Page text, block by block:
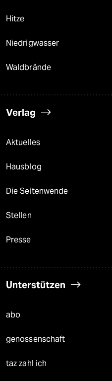
Hitze
Niedrigwasser
Waldbrände
Verlag
Aktuelles
Hausblog
Die Seitenwende
Stellen
Presse
Unterstützen
abo
genossenschaft
taz zahl ich